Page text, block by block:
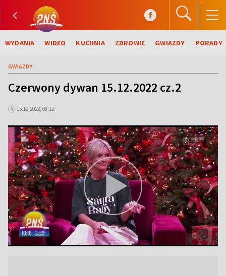
WYDANIA WIDEO KUCHNIA ZDROWIE GWIAZDY PORADY
GWIAZDY
Czerwony dywan 15.12.2022 cz.2
15.12.2022, 08:12